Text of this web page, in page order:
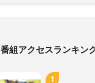
番組アクセスランキン